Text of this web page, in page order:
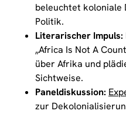
beleuchtet koloniale
Politik.
Literarischer Impuls:
„Africa Is Not A
über Afrika und
Sichtweise.
Paneldiskussion:
zur